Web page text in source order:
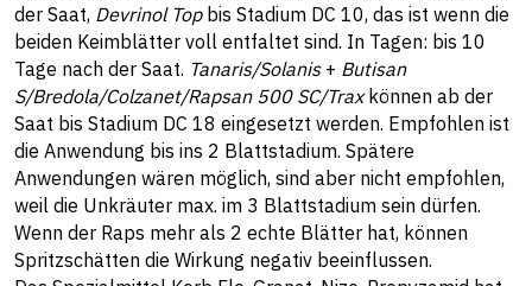
der Saat, Devrinol Topbis Stadium DC 10, das ist wenn die
beiden Keimblätter voll entfaltet sind. In Tagen: bis 10
Tage nach der Saat. Tanaris/Solanis+ Butisan
S/Bredola/Colzanet/Rapsan 500 SC/Traxkönnen ab der
Saat bis Stadium DC 18 eingesetzt werden. Empfohlen ist
die Anwendung bis ins 2 Blattstadium. Spätere
Anwendungen wären möglich, sind aber nicht empfohlen,
weil die Unkräuter max. im 3 Blattstadium sein dürfen.
Wenn der Raps mehr als 2 echte Blätter hat, können
Spritzschätten die Wirkung negativ beeinflussen.